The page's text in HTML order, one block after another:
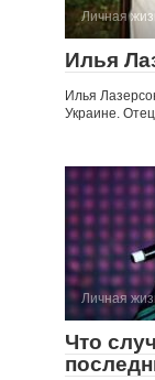
Личная
Илья
Илья
Украине.
Личная
Что